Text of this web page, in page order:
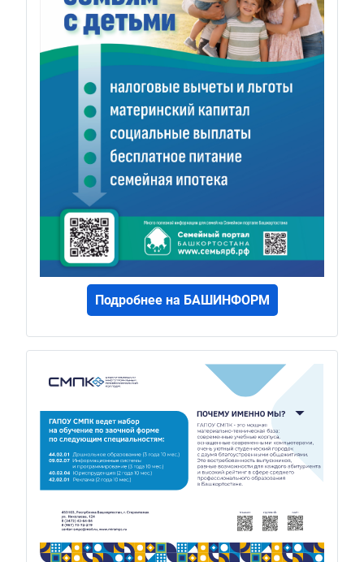
Подробнее на БАШИНФОРМ